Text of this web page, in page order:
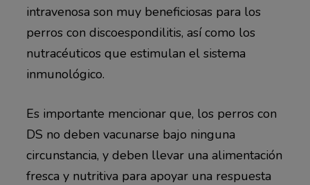
intravenosa son muy beneficiosas para los
perros con discoespondilitis, así como los
nutracéuticos que estimulan el sistema
inmunológico.
Es importante mencionar que, los perros con
DS no deben vacunarse bajo ninguna
circunstancia, y deben llevar una alimentación
fresca y nutritiva para apoyar una respuesta